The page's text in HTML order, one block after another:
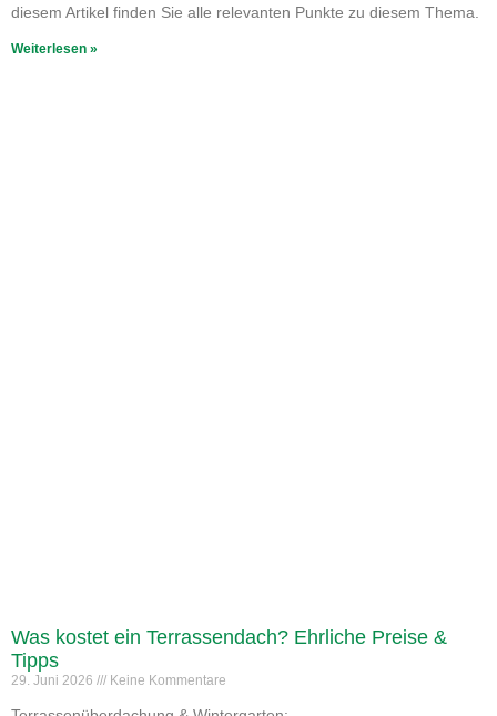
diesem Artikel finden Sie alle relevanten Punkte zu diesem Thema.
Weiterlesen »
Was kostet ein Terrassendach? Ehrliche Preise &
Tipps
29. Juni 2026 Keine Kommentare